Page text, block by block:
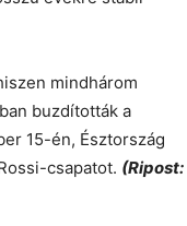
mindhárom
buzdították a
15-én, Észtország
csapatot. (Ripost: